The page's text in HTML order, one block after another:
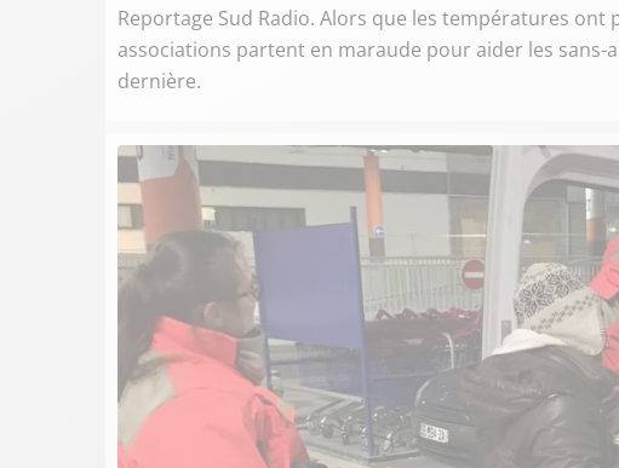
Reportage Sud Radio. Alors que les températures
associations partent en maraude pour aider les sans-
dernière.